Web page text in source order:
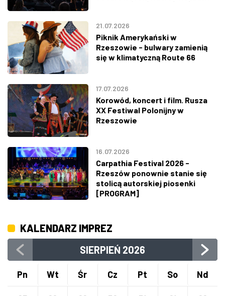
21.07.2026
Piknik Amerykański w
Rzeszowie - bulwary zamienią
się w klimatyczną Route 66
17.07.2026
Korowód, koncert i film. Rusza
XX Festiwal Polonijny w
Rzeszowie
16.07.2026
Carpathia Festival 2026 -
Rzeszów ponownie stanie się
stolicą autorskiej piosenki
[PROGRAM]
KALENDARZ IMPREZ
SIERPIEŃ 2026
Pn Wt Śr Cz Pt So Nd